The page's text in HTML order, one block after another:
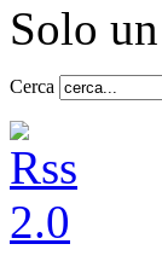
Solo
Cerca